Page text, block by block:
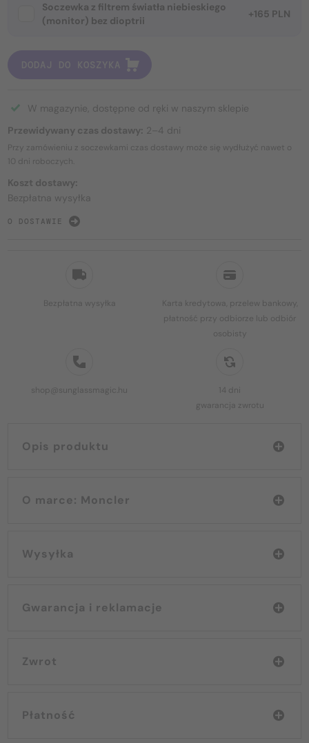
Bezpłatna wysyłka
Karta kredytowa, przelew bankowy,
płatność przy odbiorze lub odbiór
osobisty
shop@sunglassmagic.hu
14 dni
gwarancja zwrotu
Opis produktu
O marce: Moncler
Wysyłka
Gwarancja i reklamacje
Zwrot
Płatność
Soczewka z filtrem światła niebieskiego
(monitor) bez dioptrii
+165 PLN
DODAJ DO KOSZYKA
W magazynie, dostępne od ręki w naszym sklepie
Przewidywany czas dostawy: 2–4 dni
Przy zamówieniu z soczewkami czas dostawy może się wydłużyć nawet o
10 dni roboczych.
Koszt dostawy:
Bezpłatna wysyłka
O DOSTAWIE